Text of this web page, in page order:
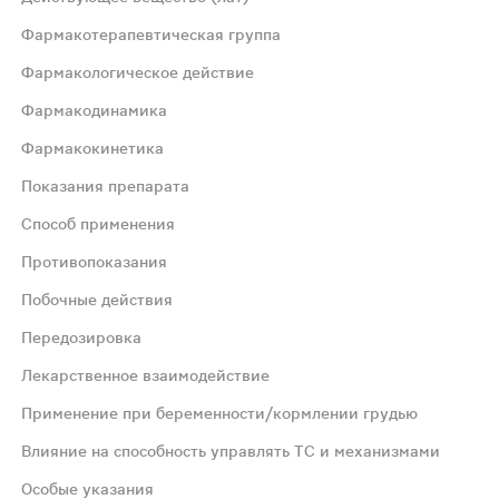
октреотида; при отсутствии
Фармакотерапевтическая группа
Фармакологическое действие
Фармакодинамика
Фармакокинетика
Показания препарата
Способ применения
Противопоказания
Побочные действия
Передозировка
Лекарственное взаимодействие
Применение при беременности/кормлении грудью
Влияние на способность управлять ТС и механизмами
Особые указания